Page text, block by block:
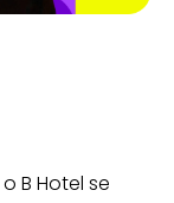
B Hotel se